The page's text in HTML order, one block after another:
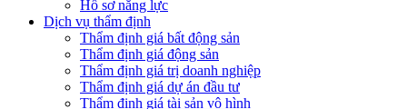
Hồ sơ năng lực
Dịch vụ thẩm định
Thẩm định giá bất động sản
Thẩm định giá động sản
Thẩm định giá trị doanh nghiệp
Thẩm định giá dự án đầu tư
Thẩm định giá tài sản vô hình